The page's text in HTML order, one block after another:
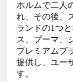
ホルムで二人
れ、その後、
ランドの1つ
ス、プーマ、
プレミアムブ
提供し、ユー
す。